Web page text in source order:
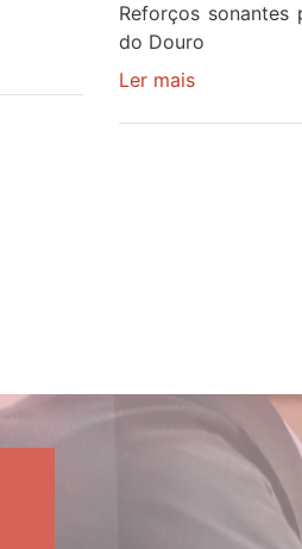
Reforços sonantes
do Douro
Ler maissobre